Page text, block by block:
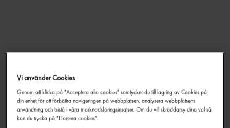
Port Salut Familjefavoriter
Skivad 26%
Arla
Vi använder Cookies
Genom att klicka på "Acceptera alla cookies" samtycker du till lagring av Cookies på
din enhet för att förbättra navigeringen på webbplatsen, analysera webbplatsens
användning och bistå i våra marknadsföringsinsatser. Om du vill skräddarsy dina val så
kan du trycka på "Hantera cookies".